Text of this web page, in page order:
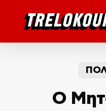
Ο